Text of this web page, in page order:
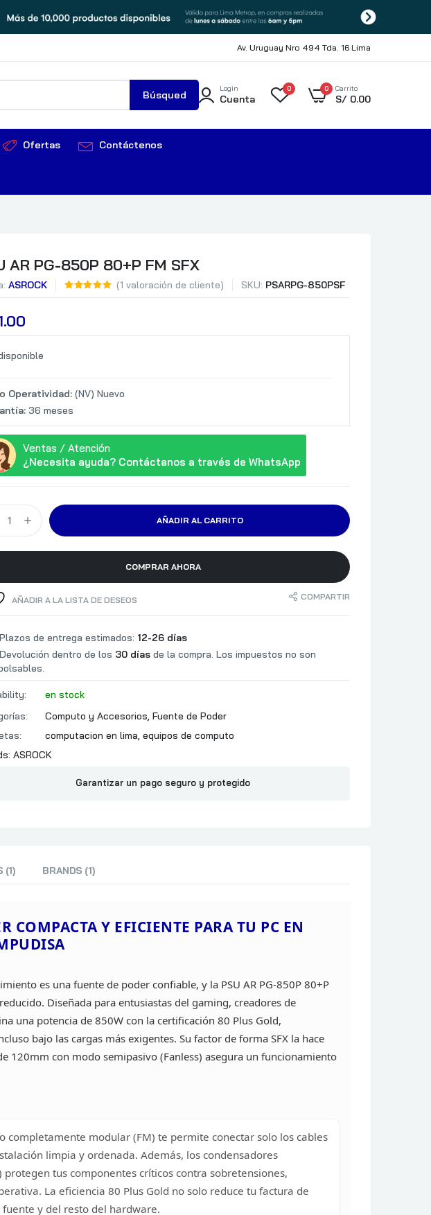
Av. Uruguay Nro 494 Tda. 16 Lima
Búsqued
a
Login
Cuenta
0 0 Carrito
S/ 0.00
Ofertas Contáctenos
AR PG-850P 80+P FM SFX
ASROCK (1 valoración de cliente) SKU: PSARPG-850PSF
Operatividad: (NV) Nuevo
36 meses
Ventas / Atención
¿Necesita ayuda? Contáctanos a través de WhatsApp
AÑADIR AL CARRITO
COMPRAR AHORA
AÑADIR A LA LISTA DE DESEOS COMPARTIR
Plazos de entrega estimados: 12-26 días
Devolución dentro de los 30 días de la compra. Los impuestos no son
en stock
Computo y Accesorios, Fuente de Poder
computacion en lima, equipos de computo
ASROCK
Garantizar un pago seguro y protegido
(1) BRANDS (1)
COMPACTA Y EFICIENTE PARA TU PC EN
es unafuente de poder confiable, y la PSU AR PG-850P 80+P
Diseñada para entusiastas del gaming, creadores de
una potencia de850W con la certificación 80 Plus Gold,
bajo las cargas más exigentes. Su factor de forma SFX la hace
120mm con modo semipasivo (Fanless) asegura un funcionamiento
completamente modular (FM) te permite conectar solo los cables
limpia y ordenada. Además, los condensadores
protegen tus componentes críticos contra sobretensiones,
La eficiencia 80 Plus Gold no solo reduce tu factura de
y del resto del hardware.